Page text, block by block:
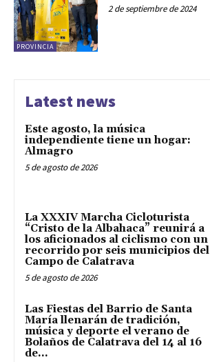
PROVINCIA
2 de septiembre de 2024
Latest news
Este agosto, la música
independiente tiene un hogar:
Almagro
5 de agosto de 2026
La XXXIV Marcha Cicloturista
“Cristo de la Albahaca” reunirá a
los aficionados al ciclismo con un
recorrido por seis municipios del
Campo de Calatrava
5 de agosto de 2026
Las Fiestas del Barrio de Santa
María llenarán de tradición,
música y deporte el verano de
Bolaños de Calatrava del 14 al 16
de...